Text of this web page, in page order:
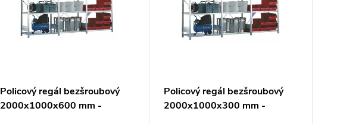
Policový regál bezšroubový
2000x1000x600 mm -
Policový regál bezšroubový
2000x1000x300 mm -